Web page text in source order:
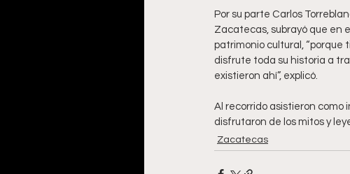
Por su parte Carlos
Zacatecas, subrayó que en
patrimonio cultural, “porque
disfrute toda su historia a
existieron ahí”, explicó.
Al recorrido asistieron como
disfrutaron de los mitos y
Zacatecas